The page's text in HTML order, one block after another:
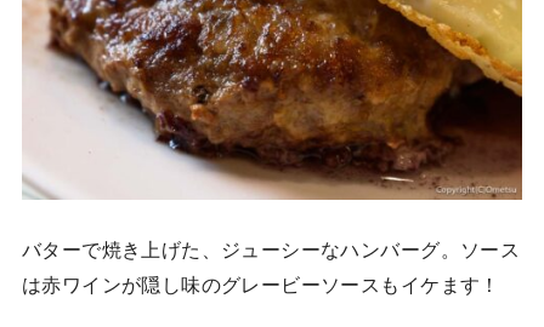
バターで焼き上げた、ジューシーなハンバーグ。ソース
は赤ワインが隠し味のグレービーソースもイケます！